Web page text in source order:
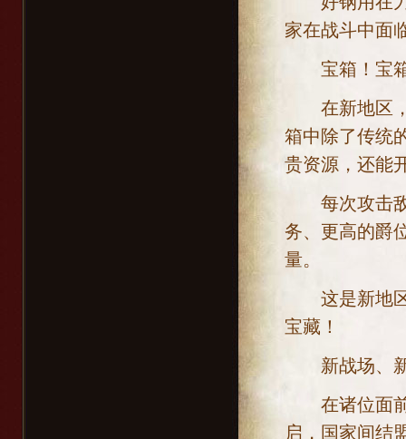
家在战斗中面
宝箱！宝箱
在新地区，
箱中除了传统
贵资源，还能
每次攻击敌
务、更高的爵
量。
这是新地区
宝藏！
新战场、新
在诸位面前
启，国家间结